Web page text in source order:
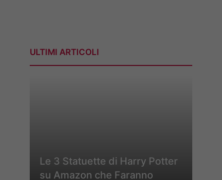
ULTIMI ARTICOLI
Le 3 Statuette di Harry Potter
su Amazon che Faranno